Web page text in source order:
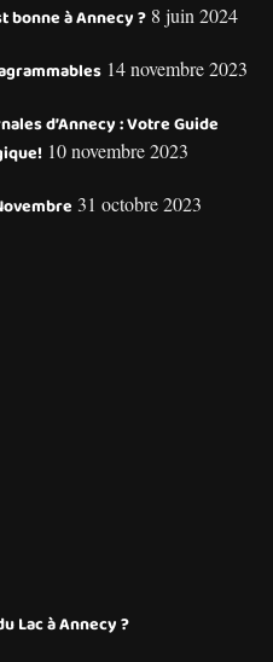
bonne à Annecy ? 8 juin 2024
14 novembre 2023
d’Annecy : Votre Guide
10 novembre 2023
31 octobre 2023
Lac à Annecy ?